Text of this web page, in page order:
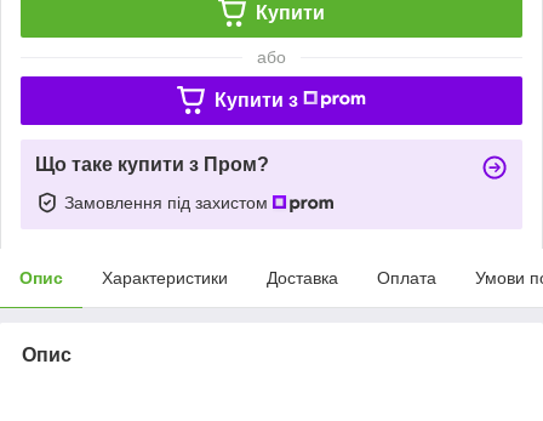
Купити
або
Купити з
Що таке купити з Пром?
Замовлення під захистом
Опис Характеристики Доставка Оплата Умови
Опис